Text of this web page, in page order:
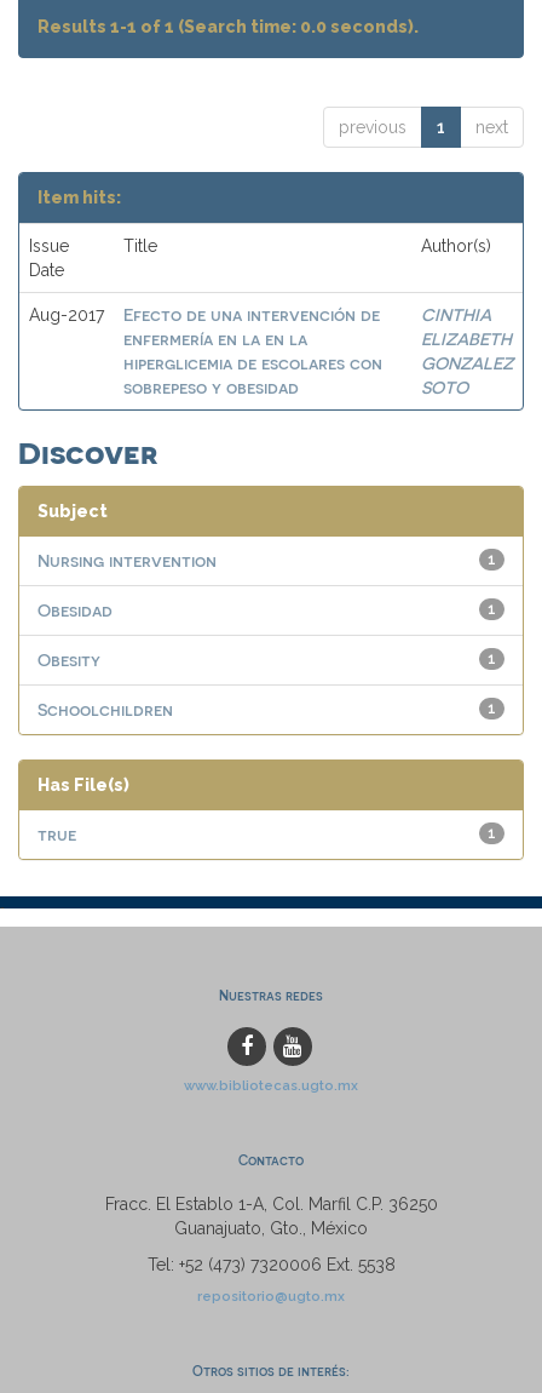
Results 1-1 of 1 (Search time: 0.0 seconds).
previous 1 next
Item hits:
Issue
Date
Title Author(s)
Aug-2017
Efecto de una intervención de
enfermería en la en la
hiperglicemia de escolares con
sobrepeso y obesidad
CINTHIA
ELIZABETH
GONZALEZ
SOTO
Discover
Subject
1
Nursing intervention
1
Obesidad
1
Obesity
1
Schoolchildren
Has File(s)
1
true
Nuestras redes
www.bibliotecas.ugto.mx
Contacto
Fracc. El Establo 1-A, Col. Marfil C.P. 36250
Guanajuato, Gto., México
Tel: +52 (473) 7320006 Ext. 5538
repositorio@ugto.mx
Otros sitios de interés: